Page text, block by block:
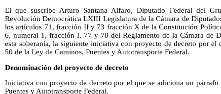
El que suscribe Arturo Santana Alfaro, Diputado Federal del
Revolución Democrática LXIII Legislatura de la Cámara de
los artículos 71, fracción II y 73 fracción X de la Constitución
6, numeral 1, fracción I, 77 y 78 del Reglamento de la Cámara de
esta soberanía, la siguiente iniciativa con proyecto de decreto por
50 de la Ley de Caminos, Puentes y Autotransporte Federal.
Denominación del proyecto de decreto
Iniciativa con proyecto de decreto por el que se adiciona un
Puentes y Autotransporte Federal.